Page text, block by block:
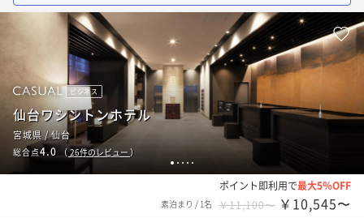
1 2 3 4 5
ビジネス
仙台ワシントンホテル
宮城県 / 仙台
総合点4.0 （26件のレビュー）
ポイント即利用で最大5％OFF
素泊まり / 1名 ￥11,100〜 ￥10,545〜